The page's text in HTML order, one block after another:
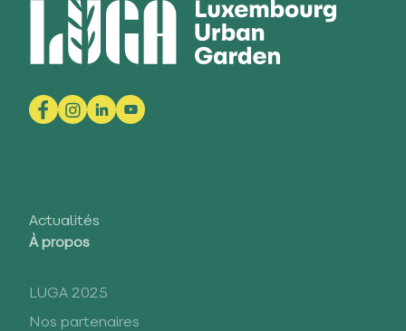
Actualités
À propos
LUGA 2025
Nos partenaires